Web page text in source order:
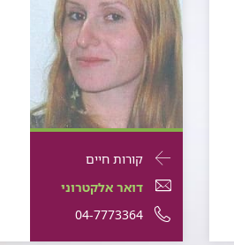
פרטי
התקשרות
עבור
ד"ר
קורות חייםעבור
ד"ר
אינה
דואר
אלקטרוני
ד"ר
דואר אלקטרוניעבור
אינה
מספר
טלפון
04-7773364עבור
ד"ר